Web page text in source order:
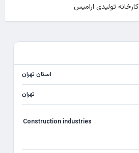
کارخانه تولیدی ارامیس
استان تهران
تهران
Construction industries